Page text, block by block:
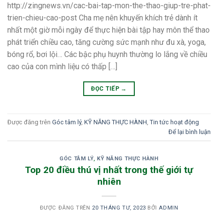
http://zingnews.vn/cac-bai-tap-mon-the-thao-giup-tre-phat-
trien-chieu-cao-post Cha mẹ nên khuyến khích trẻ dành ít
nhất một giờ mỗi ngày để thực hiện bài tập hay môn thể thao
phát triển chiều cao, tăng cường sức mạnh như đu xà, yoga,
bóng rổ, bơi lội… Các bậc phụ huynh thường lo lắng về chiều
cao của con mình liệu có thấp […]
ĐỌC TIẾP →
Được đăng trên Góc tâm lý, KỸ NĂNG THỰC HÀNH Tin tức hoạt động
Để lại bình luận
GÓC TÂM LÝ, KỸ NĂNG THỰC HÀNH
Top 20 điều thú vị nhất trong thế giới tự
nhiên
ĐƯỢC ĐĂNG TRÊN 20 THÁNG TƯ, 2023 BỞIADMIN